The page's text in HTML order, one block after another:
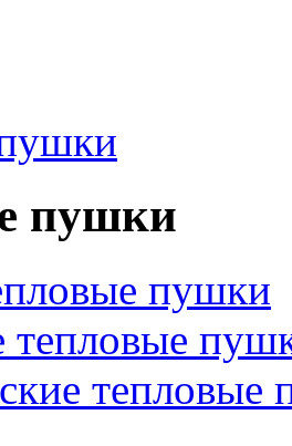
пушки
пушки
тепловые
тепловые